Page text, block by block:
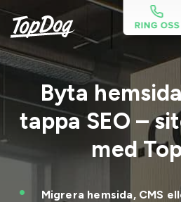
Byta
tappa SEO –
med
Migrera hemsida, CMS